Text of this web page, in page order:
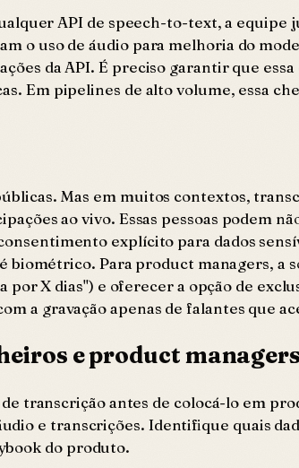
API de speech-to-text, a equipe
o uso de áudio para melhoria do
da API. É preciso garantir que
Em pipelines de alto volume, essa
Mas em muitos contextos,
ao vivo. Essas pessoas podem
explícito para dados
Para product managers, a
por X dias") e oferecer a opção de
a gravação apenas de falantes que
e product managers
transcrição antes de colocá-lo em
e transcrições. Identifique quais
do produto.